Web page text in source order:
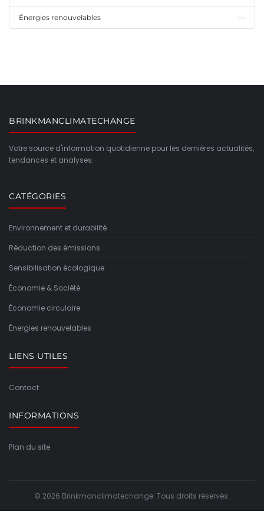
Énergies renouvelables
BRINKMANCLIMATECHANGE
Votre source d'information quotidienne pour les dernières actualités,
tendances et analyses.
CATÉGORIES
Environnement et durabilité
Réduction des émissions
Sensibilisation écologique
Économie & Société
Économie circulaire
Énergies renouvelables
LIENS UTILES
Contact
INFORMATIONS
Plan du site
© 2026 Brinkmanclimatechange. Tous droits réservés.